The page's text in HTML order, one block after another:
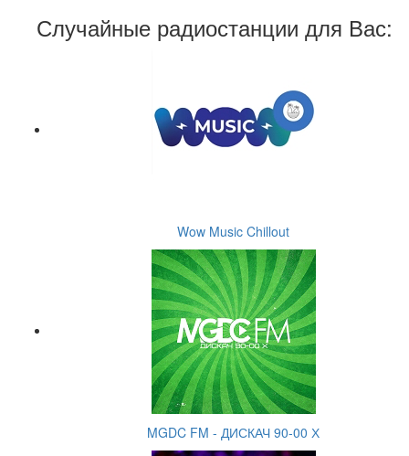
Случайные радиостанции для Вас:
Wow Music Chillout
MGDC FM - ДИСКАЧ 90-00 Х